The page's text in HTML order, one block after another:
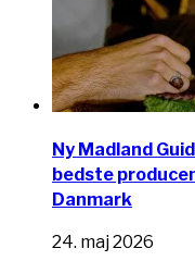
Ny Madland
bedste
Danmark
24. maj 2026